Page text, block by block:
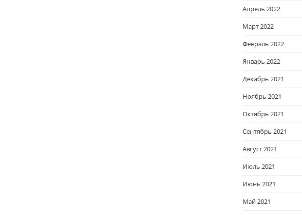
Апрель 2022
Март 2022
Февраль 2022
Январь 2022
Декабрь 2021
Ноябрь 2021
Октябрь 2021
Сентябрь 2021
Август 2021
Июль 2021
Июнь 2021
Май 2021